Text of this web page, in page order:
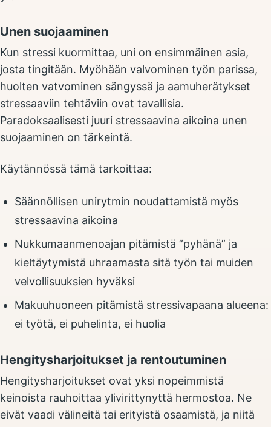
Unen suojaaminen
Kun stressi kuormittaa, uni on ensimmäinen asia,
josta tingitään. Myöhään valvominen työn parissa,
huolten vatvominen sängyssä ja aamuherätykset
stressaaviin tehtäviin ovat tavallisia.
Paradoksaalisesti juuri stressaavina aikoina unen
suojaaminen on tärkeintä.
Käytännössä tämä tarkoittaa:
Säännöllisen unirytmin noudattamistä myös
stressaavina aikoina
Nukkumaanmenoajan pitämistä ”pyhänä” ja
kieltäytymistä uhraamasta sitä työn tai muiden
velvollisuuksien hyväksi
Makuuhuoneen pitämistä stressivapaana alueena:
ei työtä, ei puhelinta, ei huolia
Hengitysharjoitukset ja rentoutuminen
Hengitysharjoitukset ovat yksi nopeimmistä
keinoista rauhoittaa ylivirittynyttä hermostoa. Ne
eivät vaadi välineitä tai erityistä osaamistä, ja niitä